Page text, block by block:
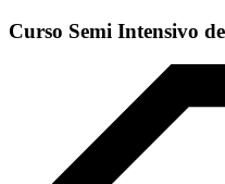
Curso Semi Intensivo